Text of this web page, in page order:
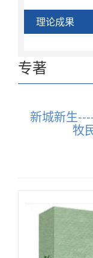
理论成果
专著
新城新生
牧